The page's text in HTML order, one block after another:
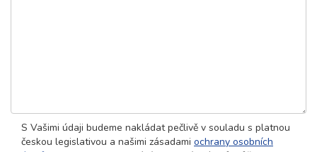
S Vašimi údaji budeme nakládat pečlivě v souladu s platnou
českou legislativou a našimi zásadami ochrany osobních